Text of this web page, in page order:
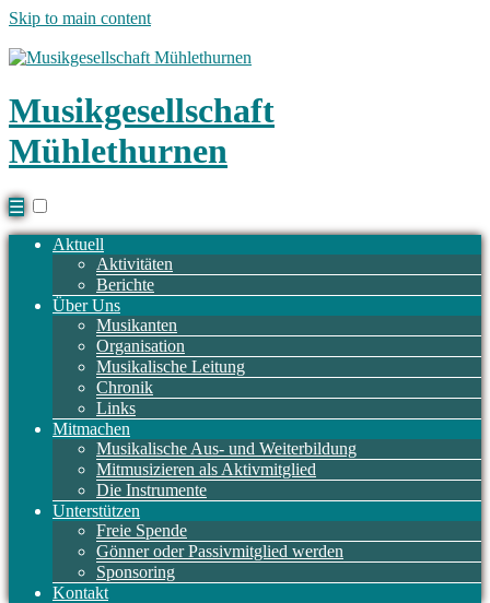
Skip to main content
Musikgesellschaft
Mühlethurnen
☰
Aktuell
Aktivitäten
Berichte
Über Uns
Musikanten
Organisation
Musikalische Leitung
Chronik
Links
Mitmachen
Musikalische Aus- und Weiterbildung
Mitmusizieren als Aktivmitglied
Die Instrumente
Unterstützen
Freie Spende
Gönner oder Passivmitglied werden
Sponsoring
Kontakt